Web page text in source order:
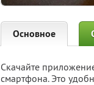
Основное
Скачайте
смартфона. Это